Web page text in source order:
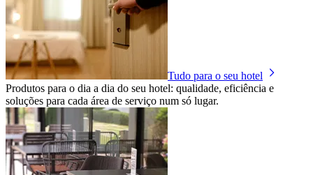
Tudo para o seu hotel
Produtos para o dia a dia do seu hotel: qualidade, eficiência e
soluções para cada área de serviço num só lugar.